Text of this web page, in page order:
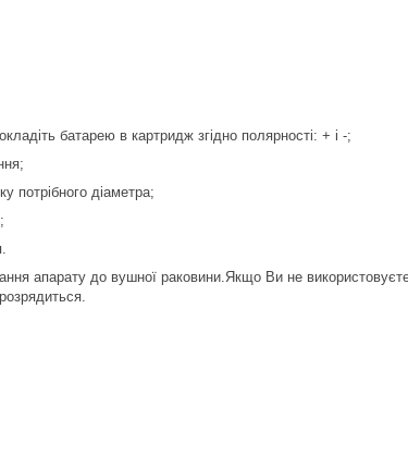
батарею в картридж згідно полярності: + і -;
потрібного діаметра;
апарату до вушної раковини.Якщо Ви не